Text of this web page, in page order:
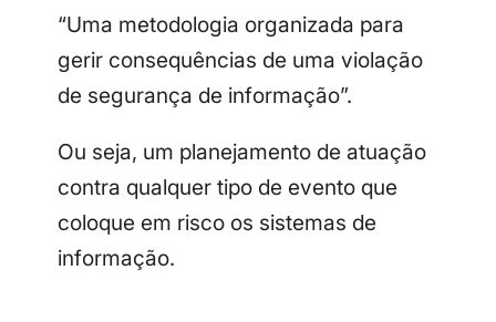
“Uma metodologia organizada para
gerir consequências de uma violação
de segurança de informação”.
Ou seja, um planejamento de atuação
contra qualquer tipo de evento que
coloque em risco os sistemas de
informação.